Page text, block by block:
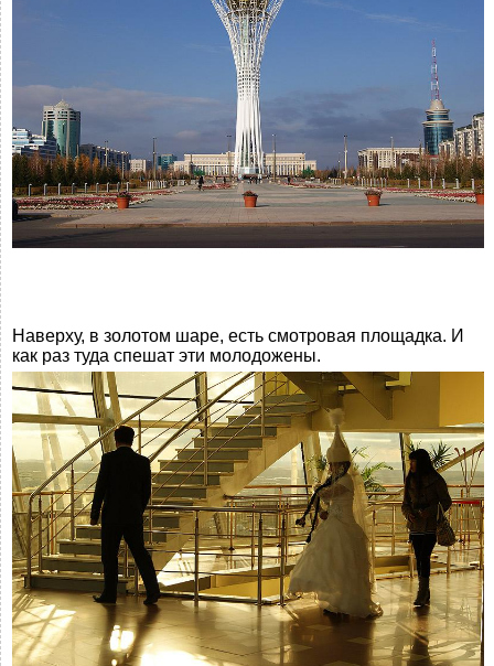
Наверху, в золотом шаре, есть смотровая площадка. И
как раз туда спешат эти молодожены.